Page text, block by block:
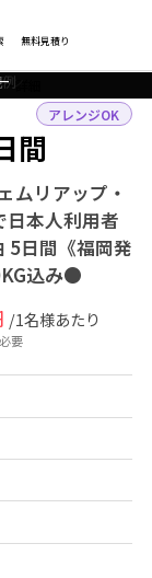
無料見積り
詳細
間
ムリアップ・
日本人利用者
5日間《福岡発
込み●
アレンジOK
/1名様あたり
要
フォトギャラリー